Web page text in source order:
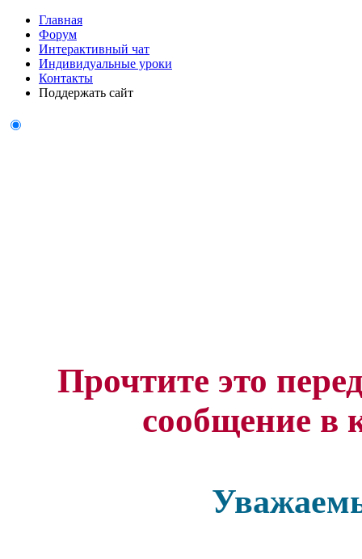
Главная
Форум
Интерактивный чат
Индивидуальные уроки
Контакты
Поддержать сайт
Прочтите это
сообщение в